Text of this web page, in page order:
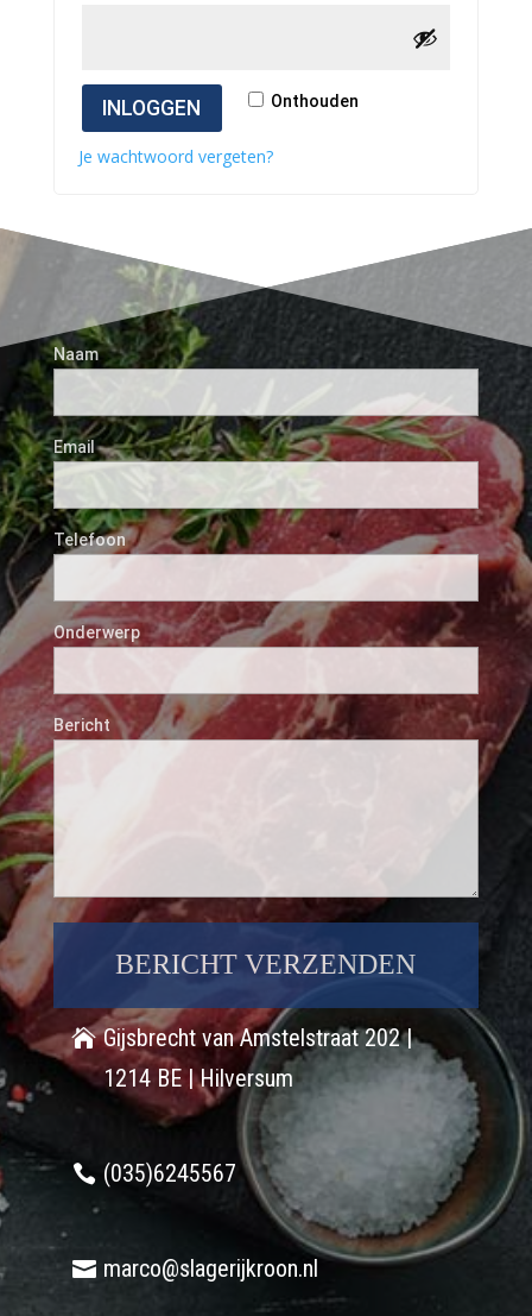
Onthouden
INLOGGEN
Je wachtwoord vergeten?
Naam
Email
Telefoon
Onderwerp
Bericht
Gijsbrecht van Amstelstraat 202 |
1214 BE | Hilversum
(035)6245567
marco@slagerijkroon.nl